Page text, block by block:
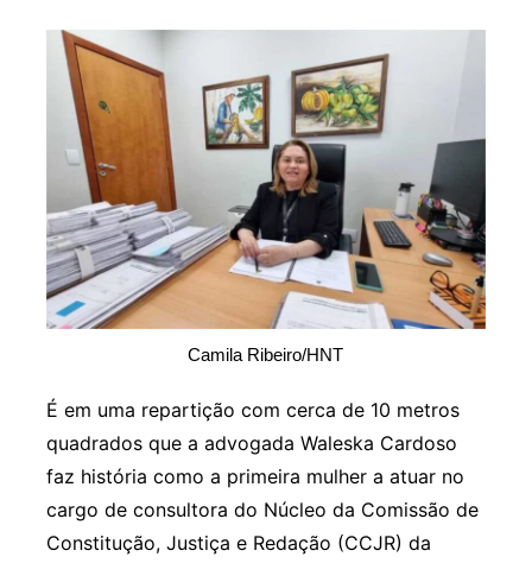
Camila Ribeiro/HNT
É em uma repartição com cerca de 10 metros
quadrados que a advogada Waleska Cardoso
faz história como a primeira mulher a atuar no
cargo de consultora do Núcleo da Comissão de
Constitução, Justiça e Redação (CCJR) da